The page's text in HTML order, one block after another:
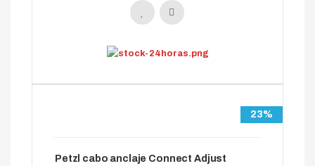
23%
Petzl cabo anclaje Connect Adjust